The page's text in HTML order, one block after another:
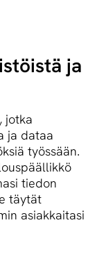
ja
jotka
ja dataa
työssään.
tiedon
täytät
asiakkaitasi